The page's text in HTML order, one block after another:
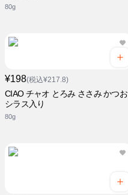
80g
¥198(税込¥217.8)
CIAO チャオ とろみ ささみ かつお
シラス入り
80g